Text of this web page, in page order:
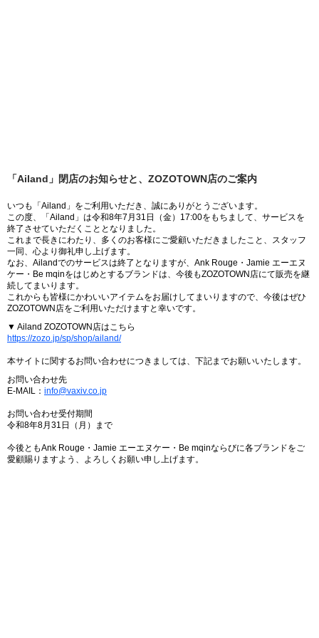
「Ailand」閉店のお知らせと、ZOZOTOWN店のご案内
いつも「Ailand」をご利用いただき、誠にありがとうございます。
この度、「Ailand」は令和8年7月31日（金）17:00をもちまして、サービスを
終了させていただくこととなりました。
これまで長きにわたり、多くのお客様にご愛顧いただきましたこと、スタッフ
一同、心より御礼申し上げます。
なお、Ailandでのサービスは終了となりますが、Ank Rouge・Jamie エーエヌ
ケー・Be mqinをはじめとするブランドは、今後もZOZOTOWN店にて販売を継
続してまいります。
これからも皆様にかわいいアイテムをお届けしてまいりますので、今後はぜひ
ZOZOTOWN店をご利用いただけますと幸いです。
▼ Ailand ZOZOTOWN店はこちら
https://zozo.jp/sp/shop/ailand/
本サイトに関するお問い合わせにつきましては、下記までお願いいたします。
お問い合わせ先
E-MAIL： info@vaxiv.co.jp
お問い合わせ受付期間
令和8年8月31日（月）まで
今後ともAnk Rouge・Jamie エーエヌケー・Be mqinならびに各ブランドをご
愛顧賜りますよう、よろしくお願い申し上げます。